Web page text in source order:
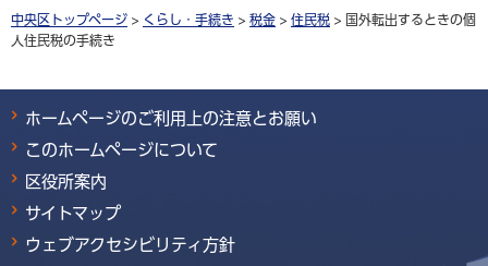
中央区トップページ > くらし・手続き > 税金 > 住民税 > 国外転出するときの個
人住民税の手続き
ホームページのご利用上の注意とお願い
このホームページについて
区役所案内
サイトマップ
ウェブアクセシビリティ方針